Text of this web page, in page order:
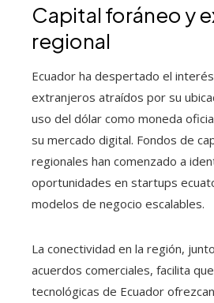
Capital foráneo y
regional
Ecuador ha despertado el
extranjeros atraídos por su
uso del dólar como moneda
su mercado digital. Fondos de
regionales han comenzado a
oportunidades en startups
modelos de negocio escalables.
La conectividad en la región,
acuerdos comerciales, facilita
tecnológicas de Ecuador